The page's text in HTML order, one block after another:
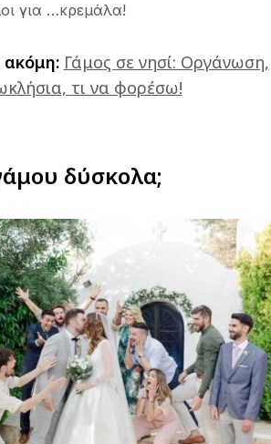
για …κρεμάλα!
Γάμος σε νησί: Οργάνωση,
τι να φορέσω!
δύσκολα;